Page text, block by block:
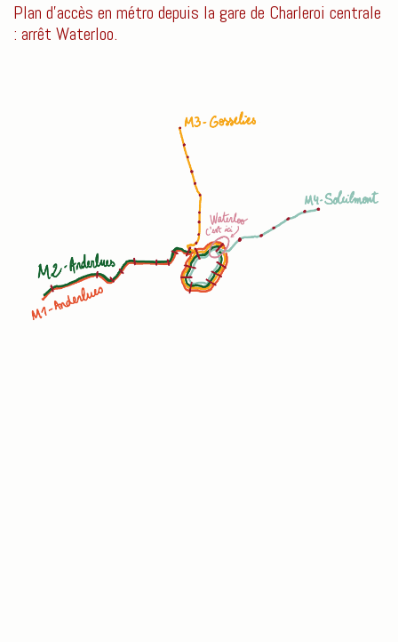
Plan d'accès en métro depuis la gare de Charleroi centrale
: arrêt Waterloo.